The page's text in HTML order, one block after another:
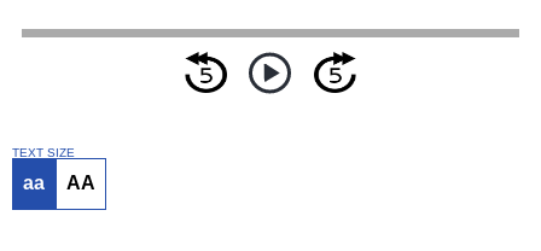
TEXT SIZE
aa AA